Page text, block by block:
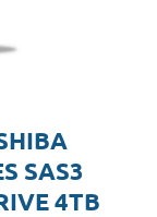
SAS3
4TB